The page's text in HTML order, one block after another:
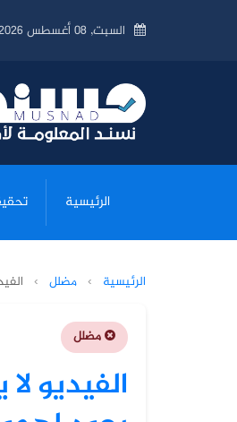
السبت, 08 أغسطس 2026
الرئيسية
الرئيسية › مضلل ›
مضلل
الفيديو